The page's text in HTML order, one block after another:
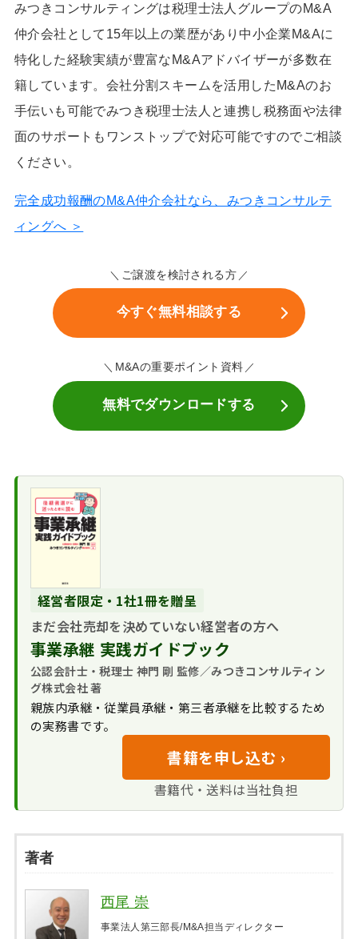
みつきコンサルティングは税理士法人グループのM&A
仲介会社として15年以上の業歴があり中小企業M&Aに
特化した経験実績が豊富なM&Aアドバイザーが多数在
籍しています。会社分割スキームを活用したM&Aのお
手伝いも可能でみつき税理士法人と連携し税務面や法律
面のサポートもワンストップで対応可能ですのでご相談
ください。
完全成功報酬のM&A仲介会社なら、みつきコンサルテ
ィングへ ＞
ご譲渡を検討される方
今すぐ無料相談する
M&Aの重要ポイント資料
無料でダウンロードする
経営者限定・1社1冊を贈呈
まだ会社売却を決めていない経営者の方へ
事業承継 実践ガイドブック
公認会計士・税理士 神門 剛 監修／みつきコンサルティン
グ株式会社 著
親族内承継・従業員承継・第三者承継を比較するため
の実務書です。
書籍を申し込む ›
書籍代・送料は当社負担
著者
西尾 崇
事業法人第三部長/M&A担当ディレクター